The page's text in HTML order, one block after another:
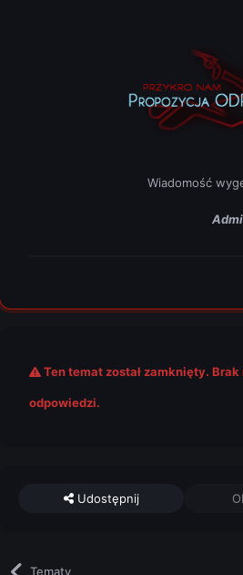
Wiadomość
Ten temat został zamknięty.
odpowiedzi.
Udostępnij
Tematy